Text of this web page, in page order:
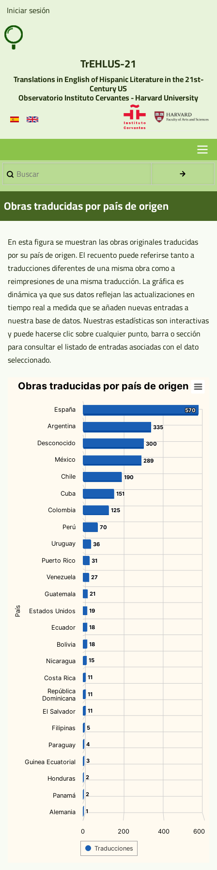
Pasar
contenido
principal
User
account
menu
Iniciar sesión
TrEHLUS-21
Translations in English of Hispanic Literature in the 21st-
Century US
Observatorio Instituto Cervantes - Harvard University
Menu
Principal
Sin
Borradores
Buscar
Obras traducidas por país de origen
En esta figura se muestran las obras originales traducidas
por su país de origen. El recuento puede referirse tanto a
traducciones diferentes de una misma obra como a
reimpresiones de una misma traducción. La gráfica es
dinámica ya que sus datos reflejan las actualizaciones en
tiempo real a medida que se añaden nuevas entradas a
nuestra base de datos. Nuestras estadísticas son interactivas
y puede hacerse clic sobre cualquier punto, barra o sección
para consultar el listado de entradas asociadas con el dato
seleccionado.
País
Obras traducidas por país de origen
570
570
335
335
300
300
289
289
190
190
151
151
125
125
70
70
36
36
31
31
27
27
21
21
19
19
18
18
18
18
15
15
11
11
11
11
11
11
5
5
4
4
3
3
2
2
2
2
1
1
Traducciones
0 200 400 600
España
Argentina
Desconocido
México
Chile
Cuba
Colombia
Perú
Uruguay
Puerto Rico
Venezuela
Guatemala
Estados Unidos
Ecuador
Bolivia
Nicaragua
Costa Rica
República
Dominicana
El Salvador
Filipinas
Paraguay
Guinea Ecuatorial
Honduras
Panamá
Alemania